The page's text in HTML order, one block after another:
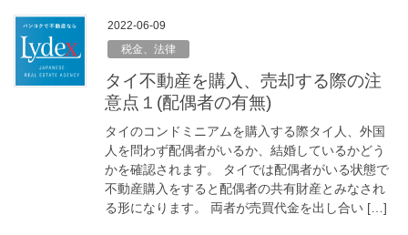
2022-06-09
税金、法律
タイ不動産を購入、売却する際の注
意点１(配偶者の有無)
タイのコンドミニアムを購入する際タイ人、外国
人を問わず配偶者がいるか、結婚しているかどう
かを確認されます。 タイでは配偶者がいる状態で
不動産購入をすると配偶者の共有財産とみなされ
る形になります。 両者が売買代金を出し合い […]